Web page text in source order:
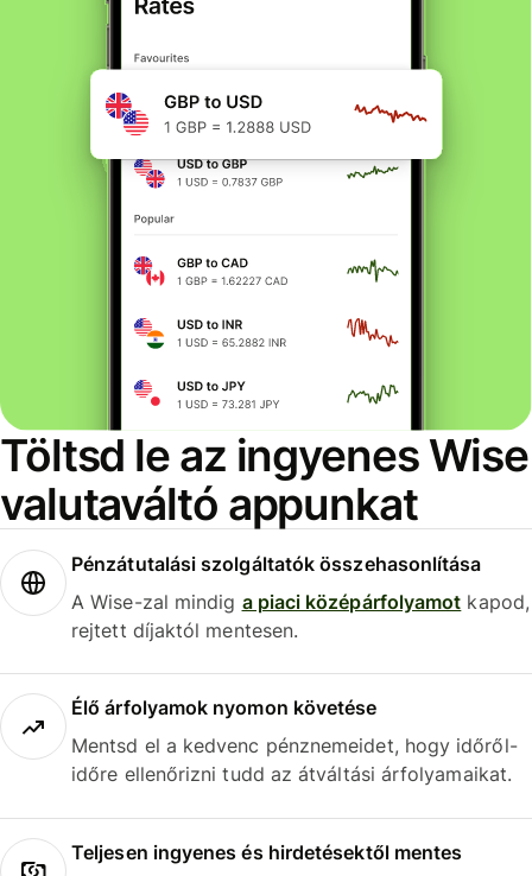
Töltsd le az ingyenes Wise
valutaváltó appunkat
Pénzátutalási szolgáltatók összehasonlítása
A Wise-zal mindig a piaci középárfolyamot kapod,
rejtett díjaktól mentesen.
Élő árfolyamok nyomon követése
Mentsd el a kedvenc pénznemeidet, hogy időről-
időre ellenőrizni tudd az átváltási árfolyamaikat.
Teljesen ingyenes és hirdetésektől mentes